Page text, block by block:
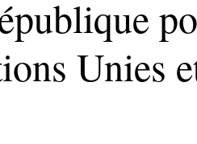
Unies